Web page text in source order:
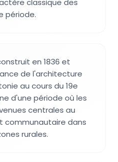
classique des
période.
en 1836 et
de l'architecture
au cours du 19e
d'une période où les
centrales au
communautaire dans
rurales.